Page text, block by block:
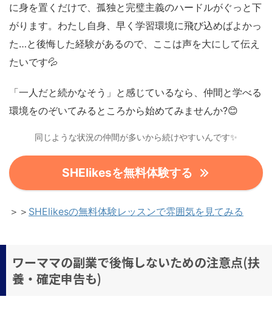
に身を置くだけで、孤独と完璧主義のハードルがぐっと下
がります。わたし自身、早く学習環境に飛び込めばよかっ
た…と後悔した経験があるので、ここは声を大にして伝え
たいです💦
「一人だと続かなそう」と感じているなら、仲間と学べる
環境をのぞいてみるところから始めてみませんか?😊
同じような状況の仲間が多いから続けやすいんです✨
SHElikesを無料体験する
＞＞ SHElikesの無料体験レッスンで雰囲気を見てみる
ワーママの副業で後悔しないための注意点(扶
養・確定申告も)